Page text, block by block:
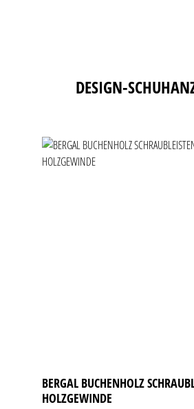
Produktgalerie überspringen
DESIGN-
BERGAL BUCHENHOLZ
HOLZGEWINDE